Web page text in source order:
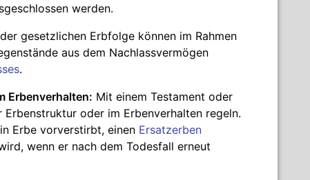
werden.
gesetzlichen Erbfolge können im Rahmen
aus dem Nachlassvermögen
.
Erbenverhalten: Mit einem Testament oder
oder im Erbenverhalten regeln.
Erbe vorverstirbt, einen Ersatzerben
wenn er nach dem Todesfall erneut